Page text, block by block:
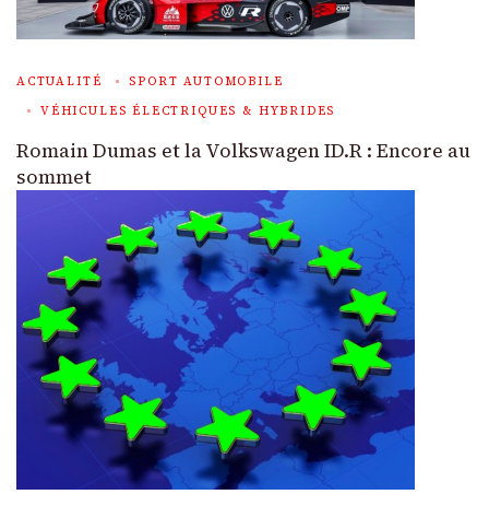
ACTUALITÉ
SPORT AUTOMOBILE
VÉHICULES ÉLECTRIQUES & HYBRIDES
Romain Dumas et la Volkswagen ID.R : Encore au
sommet